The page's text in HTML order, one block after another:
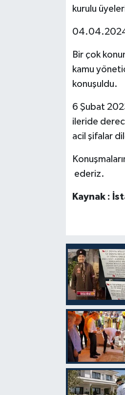
kurulu
04.04.2024
Bir çok
kamu
konuşuldu.
6 Şubat
ileride
acil şifalar
ederiz.
Kaynak :